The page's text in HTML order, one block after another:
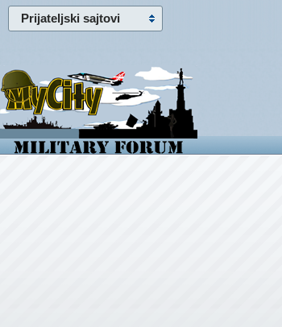
Prijateljski sajtovi